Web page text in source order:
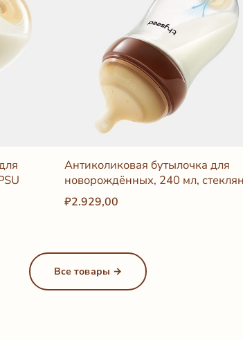
Антиколиковая бутылочка для
новорождённых, 240 мл,
₽2.929,00
Все товары →